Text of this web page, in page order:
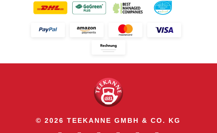
© 2026 TEEKANNE GMBH & CO. KG